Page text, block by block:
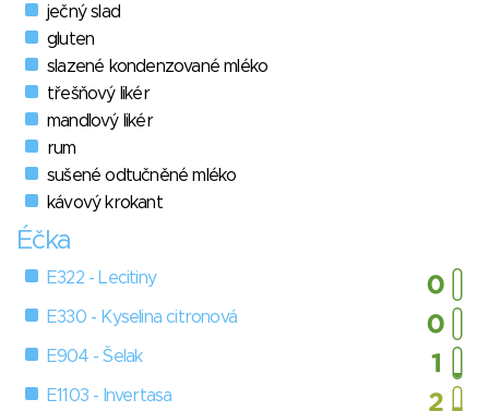
ječný slad
gluten
slazené kondenzované mléko
třešňový likér
mandlový likér
rum
sušené odtučněné mléko
kávový krokant
Éčka
E322 - Lecitiny
E330 - Kyselina citronová
E904 - Šelak
E1103 - Invertasa